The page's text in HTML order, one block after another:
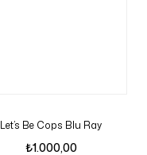
Let’s Be Cops Blu Ray
₺1.000,00